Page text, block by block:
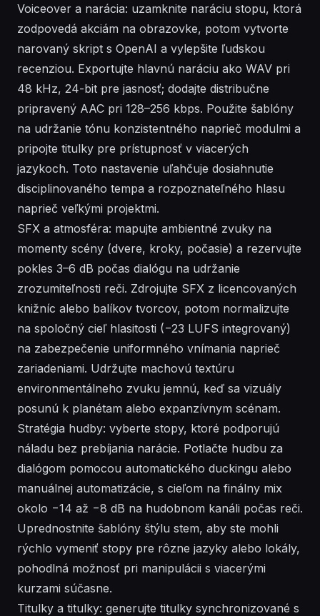
Voiceover a narácia: uzamknite naráciu stopu, ktorá
zodpovedá akciám na obrazovke, potom vytvorte
narovaný skript s OpenAI a vylepšite ľudskou
recenziou. Exportujte hlavnú naráciu ako WAV pri
48 kHz, 24-bit pre jasnosť; dodajte distribučne
pripravený AAC pri 128–256 kbps. Použite šablóny
na udržanie tónu konzistentného naprieč modulmi a
pripojte titulky pre prístupnosť v viacerých
jazykoch. Toto nastavenie uľahčuje dosiahnutie
disciplinovaného tempa a rozpoznateľného hlasu
naprieč veľkými projektmi.
SFX a atmosféra: mapujte ambientné zvuky na
momenty scény (dvere, kroky, počasie) a rezervujte
pokles 3–6 dB počas dialógu na udržanie
zrozumiteľnosti reči. Zdrojujte SFX z licencovaných
knižníc alebo balíkov tvorcov, potom normalizujte
na spoločný cieľ hlasitosti (−23 LUFS integrovaný)
na zabezpečenie uniformného vnímania naprieč
zariadeniami. Udržujte machovú textúru
environmentálneho zvuku jemnú, keď sa vizuály
posunú k planétam alebo expanzívnym scénam.
Stratégia hudby: vyberte stopy, ktoré podporujú
náladu bez prebíjania narácie. Potlačte hudbu za
dialógom pomocou automatického duckingu alebo
manuálnej automatizácie, s cieľom na finálny mix
okolo −14 až −8 dB na hudobnom kanáli počas reči.
Uprednostnite šablóny štýlu stem, aby ste mohli
rýchlo vymeniť stopy pre rôzne jazyky alebo lokály,
pohodlná možnosť pri manipulácii s viacerými
kurzami súčasne.
Titulky a titulky: generujte titulky synchronizované s